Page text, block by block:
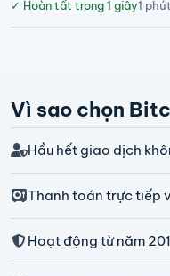
✓ Hoàn tất trong 1 giây1
Vì sao chọn
Hầu hết giao dịch
Thanh toán trực tiếp
Hoạt động từ năm